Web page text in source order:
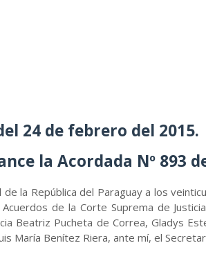
24 de febrero del 2015.
la Acordada Nº 893
de la República del Paraguay a los
de la Corte Suprema de
Beatriz Pucheta de Correa, Gladys
María Benítez Riera, ante mí, el